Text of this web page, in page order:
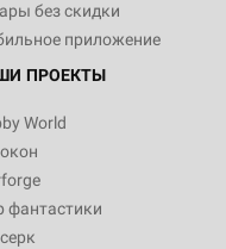
без скидки
приложение
ПРОЕКТЫ
World
фантастики